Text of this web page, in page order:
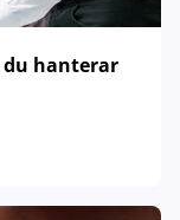
du hanterar